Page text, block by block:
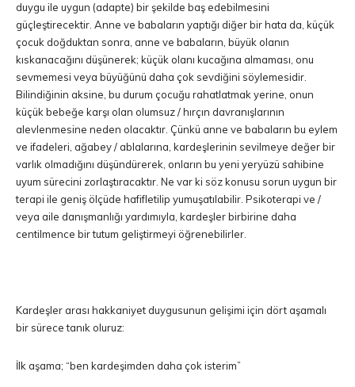
duygu ile uygun (adapte) bir şekilde baş edebilmesini
güçleştirecektir. Anne ve babaların yaptığı diğer bir hata da, küçük
çocuk doğduktan sonra, anne ve babaların, büyük olanın
kıskanacağını düşünerek; küçük olanı kucağına almaması, onu
sevmemesi veya büyüğünü daha çok sevdiğini söylemesidir.
Bilindiğinin aksine, bu durum çocuğu rahatlatmak yerine, onun
küçük bebeğe karşı olan olumsuz / hırçın davranışlarının
alevlenmesine neden olacaktır. Çünkü anne ve babaların bu eylem
ve ifadeleri, ağabey / ablalarına, kardeşlerinin sevilmeye değer bir
varlık olmadığını düşündürerek, onların bu yeni yeryüzü sahibine
uyum sürecini zorlaştıracaktır. Ne var ki söz konusu sorun uygun bir
terapi ile geniş ölçüde hafifletilip yumuşatılabilir. Psikoterapi ve /
veya aile danışmanlığı yardımıyla, kardeşler birbirine daha
centilmence bir tutum geliştirmeyi öğrenebilirler.
Kardeşler arası hakkaniyet duygusunun gelişimi için dört aşamalı
bir sürece tanık oluruz:
İlk aşama; “ben kardeşimden daha çok isterim”